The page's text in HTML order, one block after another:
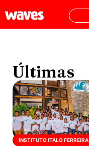
Últimas
INSTITUTO ITALO FERREIRA